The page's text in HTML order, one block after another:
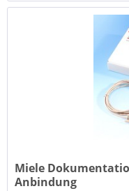
Miele
Anbindung